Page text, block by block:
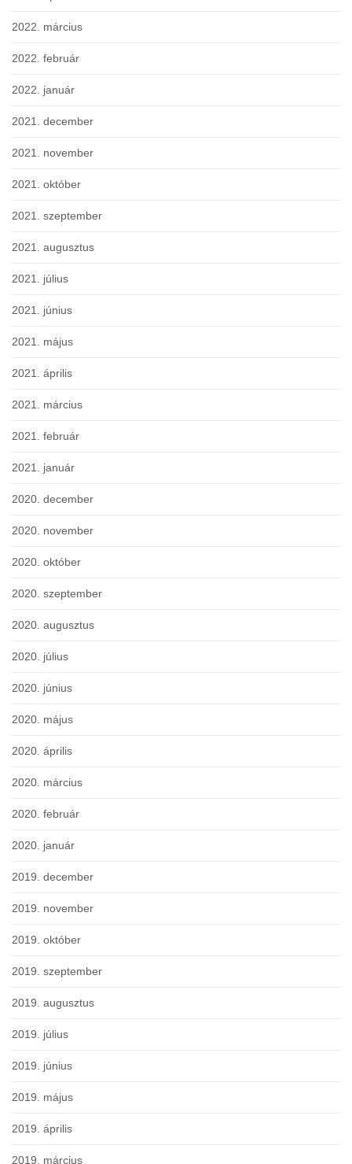
2022. március
2022. február
2022. január
2021. december
2021. november
2021. október
2021. szeptember
2021. augusztus
2021. július
2021. június
2021. május
2021. április
2021. március
2021. február
2021. január
2020. december
2020. november
2020. október
2020. szeptember
2020. augusztus
2020. július
2020. június
2020. május
2020. április
2020. március
2020. február
2020. január
2019. december
2019. november
2019. október
2019. szeptember
2019. augusztus
2019. július
2019. június
2019. május
2019. április
2019. március